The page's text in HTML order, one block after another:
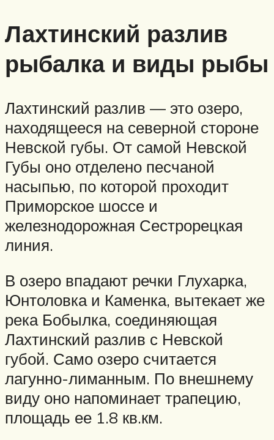
Лахтинский разлив
рыбалка и виды рыбы
Лахтинский разлив — это озеро,
находящееся на северной стороне
Невской губы. От самой Невской
Губы оно отделено песчаной
насыпью, по которой проходит
Приморское шоссе и
железнодорожная Сестрорецкая
линия.
В озеро впадают речки Глухарка,
Юнтоловка и Каменка, вытекает же
река Бобылка, соединяющая
Лахтинский разлив с Невской
губой. Само озеро считается
лагунно-лиманным. По внешнему
виду оно напоминает трапецию,
площадь ее 1.8 кв.км.